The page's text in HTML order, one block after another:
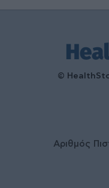
©
Αριθμός